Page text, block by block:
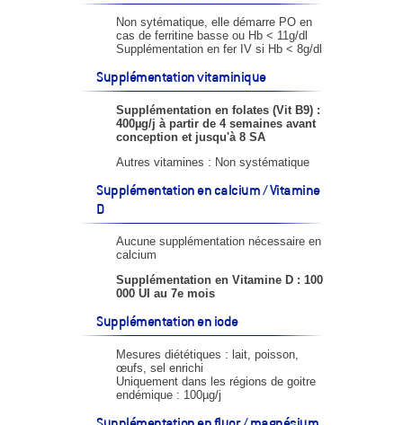
Non sytématique, elle démarre PO en
cas de ferritine basse ou Hb < 11g/dl
Supplémentation en fer IV si Hb < 8g/dl
Supplémentation vitaminique
Supplémentation en folates (Vit B9) :
400µg/j à partir de 4 semaines avant
conception et jusqu'à 8 SA
Autres vitamines : Non systématique
Supplémentation en calcium / Vitamine
D
Aucune supplémentation nécessaire en
calcium
Supplémentation en Vitamine D : 100
000 UI au 7e mois
Supplémentation en iode
Mesures diététiques : lait, poisson,
œufs, sel enrichi
Uniquement dans les régions de goitre
endémique : 100µg/j